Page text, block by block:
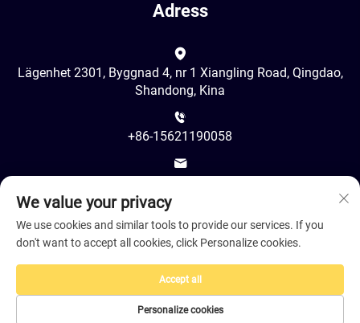
Adress
Lägenhet 2301, Byggnad 4, nr 1 Xiangling Road, Qingdao,
Shandong, Kina
+86-15621190058
Upphovsrätt © 2026 av Juancheng LeShine Hair Products Co.,
Ltd. Qingdao Branch - Integritetspolicy
We value your privacy
We use cookies and similar tools to provide our services. If you
don't want to accept all cookies, click Personalize cookies.
Personalize cookies
Accept all